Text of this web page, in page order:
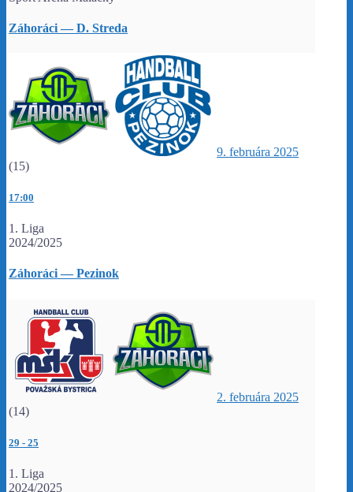
Záhoráci — D. Streda
9. februára 2025
(15)
17:00
1. Liga
2024/2025
Záhoráci — Pezinok
2. februára 2025
(14)
29 - 25
1. Liga
2024/2025